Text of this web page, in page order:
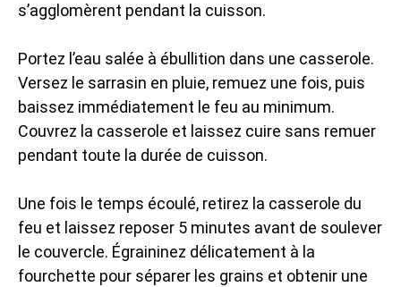
s’agglomèrent pendant la cuisson.
Portez l’eau salée à ébullition dans une casserole.
Versez le sarrasin en pluie, remuez une fois, puis
baissez immédiatement le feu au minimum.
Couvrez la casserole et laissez cuire sans remuer
pendant toute la durée de cuisson.
Une fois le temps écoulé, retirez la casserole du
feu et laissez reposer 5 minutes avant de soulever
le couvercle. Égraininez délicatement à la
fourchette pour séparer les grains et obtenir une